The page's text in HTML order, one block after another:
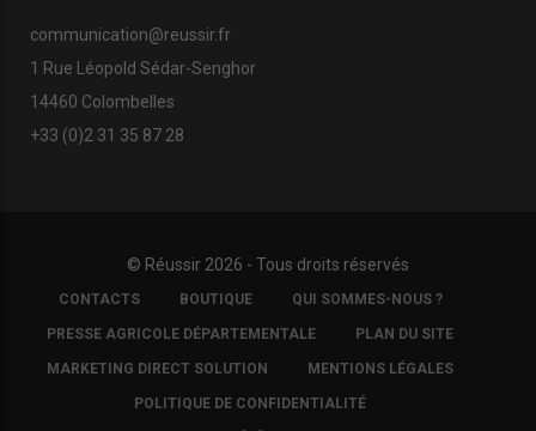
communication@reussir.fr
1 Rue Léopold Sédar-Senghor
14460 Colombelles
+33 (0)2 31 35 87 28
© Réussir 2026 - Tous droits réservés
FOOTER
COPYRIGHT
CONTACTS BOUTIQUE QUI SOMMES-NOUS ?
PRESSE AGRICOLE DÉPARTEMENTALE PLAN DU SITE
MARKETING DIRECT SOLUTION MENTIONS LÉGALES
POLITIQUE DE CONFIDENTIALITÉ